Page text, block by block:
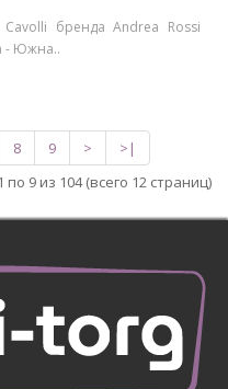
бренда Andrea Rossi
- Южна..
8 9 >
>|
по 9 из 104 (всего 12 страниц)